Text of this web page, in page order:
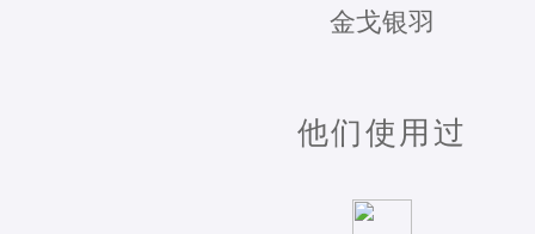
金戈银羽
他们使用过